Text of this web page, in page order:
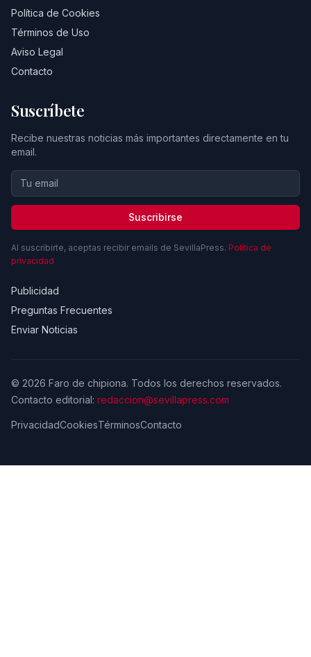
Política de Cookies
Términos de Uso
Aviso Legal
Contacto
Suscríbete
Recibe nuestras noticias más importantes directamente en tu
email.
Suscribirse
Al suscribirte, aceptas recibir emails de SevillaPress. Política de
privacidad
Publicidad
Preguntas Frecuentes
Enviar Noticias
© 2026 Faro de chipiona. Todos los derechos reservados.
Contacto editorial: redaccion@sevillapress.com
PrivacidadCookiesTérminosContacto